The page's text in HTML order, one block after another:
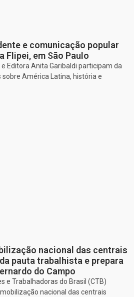
e comunicação popular
Flipei, em São Paulo
Editora Anita Garibaldi participam da
América Latina, história e
nacional das centrais
pauta trabalhista e prepara
do Campo
e Trabalhadoras do Brasil (CTB)
nacional das centrais